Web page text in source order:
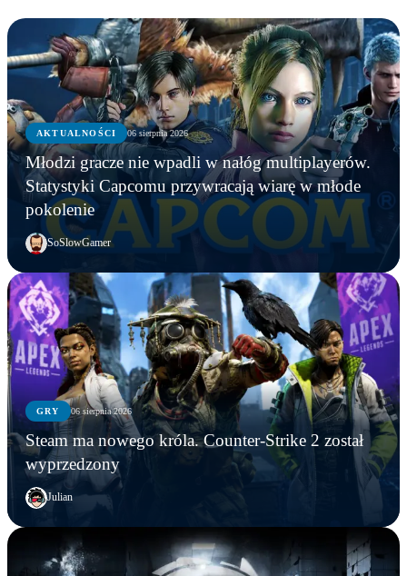
AKTUALNOŚCI 06 sierpnia 2026
Młodzi gracze nie wpadli w nałóg multiplayerów.
Statystyki Capcomu przywracają wiarę w młode
pokolenie
SoSlowGamer
GRY 06 sierpnia 2026
Steam ma nowego króla. Counter-Strike 2 został
wyprzedzony
Julian